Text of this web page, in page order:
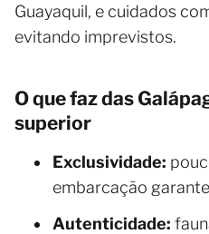
Guayaquil, e cuidados
evitando imprevistos.
O que faz das
superior
Exclusividade:
embarcação
Autenticidade: